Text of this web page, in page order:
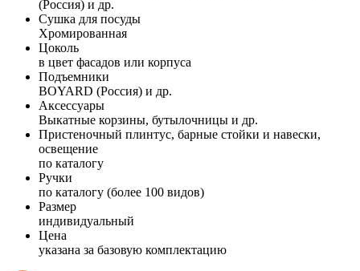
(Россия) и др.
Сушка для посуды
Хромированная
Цоколь
в цвет фасадов или корпуса
Подъемники
BOYARD (Россия) и др.
Аксессуары
Выкатные корзины, бутылочницы и др.
Пристеночный плинтус, барные стойки и навески,
освещение
по каталогу
Ручки
по каталогу (более 100 видов)
Размер
индивидуальный
Цена
указана за базовую комплектацию